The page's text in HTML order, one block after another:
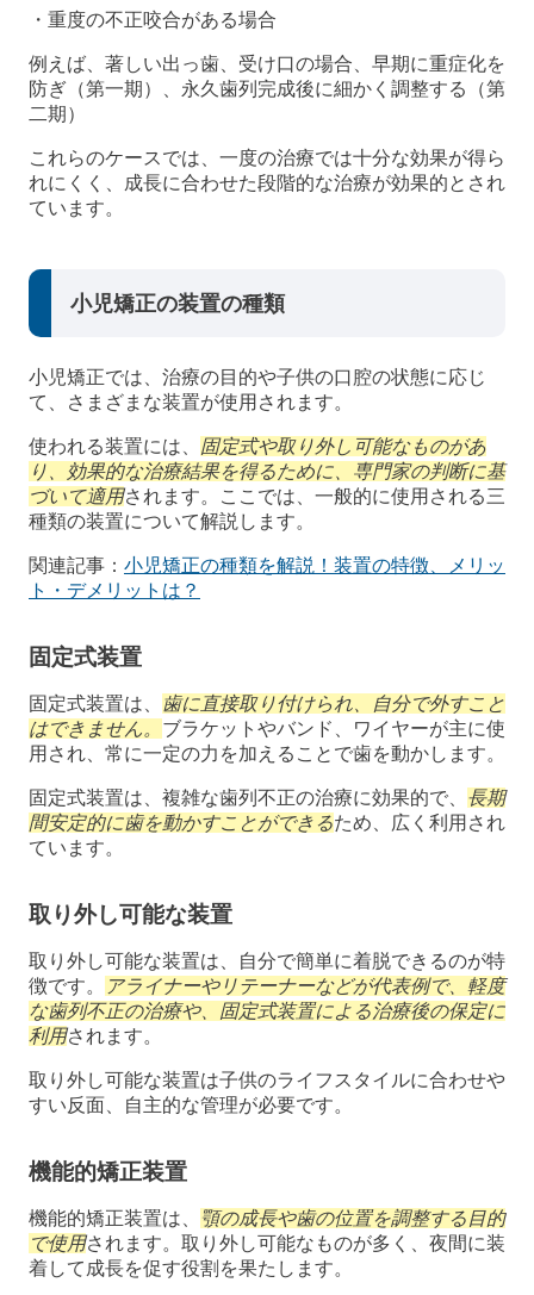
・重度の不正咬合がある場合
例えば、著しい出っ歯、受け口の場合、早期に重症化を
防ぎ（第一期）、永久歯列完成後に細かく調整する（第
二期）
これらのケースでは、一度の治療では十分な効果が得ら
れにくく、成長に合わせた段階的な治療が効果的とされ
ています。
小児矯正の装置の種類
小児矯正では、治療の目的や子供の口腔の状態に応じ
て、さまざまな装置が使用されます。
使われる装置には、 固定式や取り外し可能なものがあ
り、効果的な治療結果を得るために、専門家の判断に基
づいて適用されます。ここでは、一般的に使用される三
種類の装置について解説します。
関連記事： 小児矯正の種類を解説！装置の特徴、メリッ
ト・デメリットは？
固定式装置
固定式装置は、
歯に直接取り付けられ、自分で外すこと
はできません。 ブラケットやバンド、ワイヤーが主に使
用され、常に一定の力を加えることで歯を動かします。
固定式装置は、複雑な歯列不正の治療に効果的で、 長期
間安定的に歯を動かすことができるため、広く利用され
ています。
取り外し可能な装置
取り外し可能な装置は、自分で簡単に着脱できるのが特
徴です。
アライナーやリテーナーなどが代表例で、軽度
な歯列不正の治療や、固定式装置による治療後の保定に
利用されます。
取り外し可能な装置は子供のライフスタイルに合わせや
すい反面、自主的な管理が必要です。
機能的矯正装置
機能的矯正装置は、
顎の成長や歯の位置を調整する目的
で使用されます。取り外し可能なものが多く、夜間に装
着して成長を促す役割を果たします。